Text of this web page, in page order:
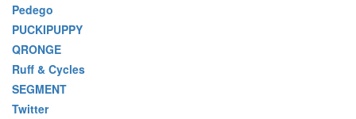
Pedego
PUCKIPUPPY
QRONGE
Ruff & Cycles
SEGMENT
Twitter